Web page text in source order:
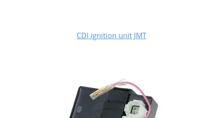
CDI ignition unit JMT